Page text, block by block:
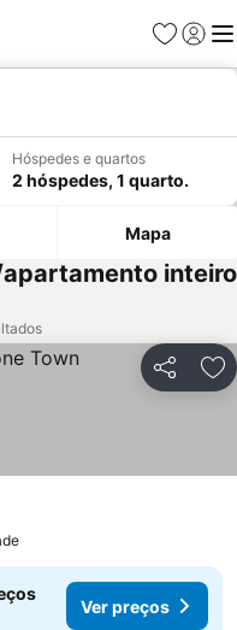
Favoritos
Iniciar
Hóspedes e quartos
2 hóspedes, 1 quarto.
Mapa
inteiro
Partilhar
Ver preços